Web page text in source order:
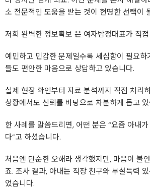
소 전문적인 도움을 받는 것이 현명한 선택이
저희 완벽한 정보확보 은 여자탐정대표가 직
예민하고 민감한 문제일수록 세심함이 필요하
들도 편안한 마음으로 상담하고 있습니다.
실제 현장 확인부터 자료 분석까지 직접 처리
상황에서도 신뢰를 바탕으로 차분하게 돕고
한 사례를 말씀드리면, 어떤 분은 “요즘 아내
다”고 하셨습니다.
처음엔 단순한 오해라 생각했지만, 마음이 불
죠. 조사 결과, 아내는 직장 친구와 부설득력
었습니다.